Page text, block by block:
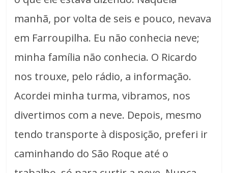
manhã, por volta de seis e pouco, nevava
em Farroupilha. Eu não conhecia neve;
minha família não conhecia. O Ricardo
nos trouxe, pelo rádio, a informação.
Acordei minha turma, vibramos, nos
divertimos com a neve. Depois, mesmo
tendo transporte à disposição, preferi ir
caminhando do São Roque até o